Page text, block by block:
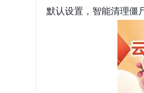
默认设置，智能清理僵